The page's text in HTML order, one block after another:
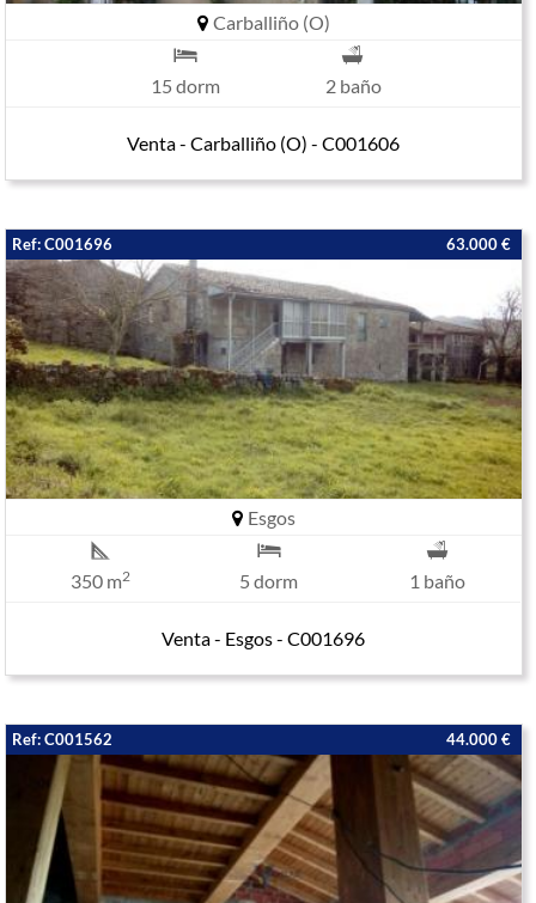
Carballiño (O)
15 dorm 2 baño
Venta - Carballiño (O) - C001606
Ref: C001696 63.000 €
Esgos
350 m2 5 dorm 1 baño
Venta - Esgos - C001696
Ref: C001562 44.000 €